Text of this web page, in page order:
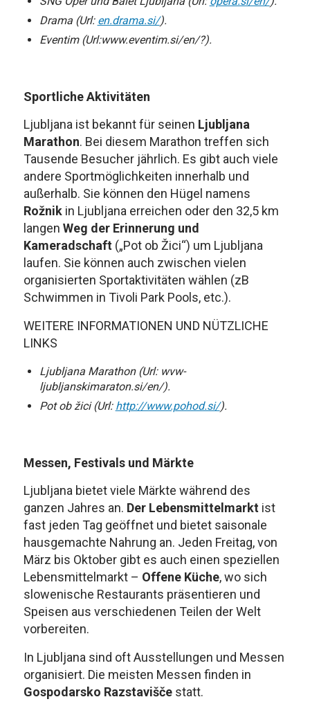
Drama (Url: en.drama.si/).
Eventim (Url:www.eventim.si/en/?).
Sportliche Aktivitäten
Ljubljana ist bekannt für seinen Ljubljana
Marathon. Bei diesem Marathon treffen sich
Tausende Besucher jährlich. Es gibt auch viele
andere Sportmöglichkeiten innerhalb und
außerhalb. Sie können den Hügel namens
Rožnikin Ljubljana erreichen oder den 32,5 km
langen Weg der Erinnerung und
Kameradschaft(„Pot ob Žici“) um Ljubljana
laufen. Sie können auch zwischen vielen
organisierten Sportaktivitäten wählen (zB
Schwimmen in Tivoli Park Pools, etc.).
WEITERE INFORMATIONEN UND NÜTZLICHE
LINKS
Ljubljana Marathon (Url: wvw-
ljubljanskimaraton.si/en/).
Pot obžici (Url: http://www.pohod.si/).
Messen, Festivals und Märkte
Ljubljana bietet viele Märkte während des
ganzen Jahres an. Der Lebensmittelmarktist
fast jeden Tag geöffnet und bietet saisonale
hausgemachte Nahrung an. Jeden Freitag, von
März bis Oktober gibt es auch einen speziellen
Lebensmittelmarkt – Offene Küche, wo sich
slowenische Restaurants präsentieren und
Speisen aus verschiedenen Teilen der Welt
vorbereiten.
In Ljubljana sind oft Ausstellungen und Messen
organisiert. Die meisten Messen finden in
Gospodarsko Razstaviščestatt.